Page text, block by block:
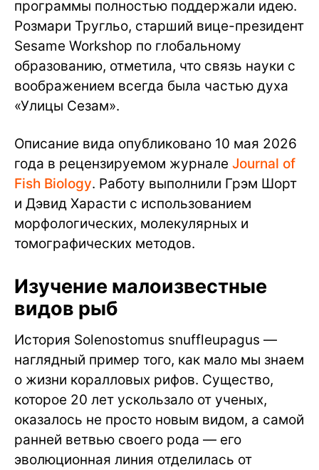
программы полностью поддержали идею.
Розмари Тругльо, старший вице-президент
Sesame Workshop по глобальному
образованию, отметила, что связь науки с
воображением всегда была частью духа
«Улицы Сезам».
Описание вида опубликовано 10 мая 2026
года в рецензируемом журнале Journal of
Fish Biology. Работу выполнили Грэм Шорт
и Дэвид Харасти с использованием
морфологических, молекулярных и
томографических методов.
Изучение малоизвестные
видов рыб
История Solenostomus snuffleupagus —
наглядный пример того, как мало мы знаем
о жизни коралловых рифов. Существо,
которое 20 лет ускользало от ученых,
оказалось не просто новым видом, а самой
ранней ветвью своего рода — его
эволюционная линия отделилась от